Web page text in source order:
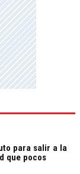
para salir a la
que pocos